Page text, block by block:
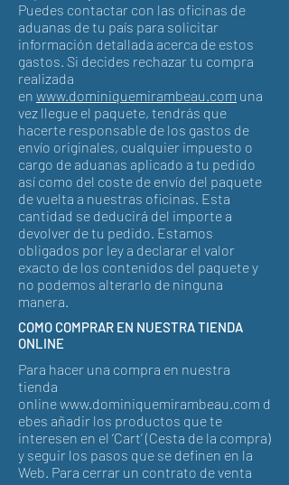
Puedes contactar con las oficinas de
aduanas de tu país para solicitar
información detallada acerca de estos
gastos. Si decides rechazar tu compra
realizada
en www.dominiquemirambeau.com una
vez llegue el paquete, tendrás que
hacerte responsable de los gastos de
envío originales, cualquier impuesto o
cargo de aduanas aplicado a tu pedido
así como del coste de envío del paquete
de vuelta a nuestras oficinas. Esta
cantidad se deducirá del importe a
devolver de tu pedido. Estamos
obligados por ley a declarar el valor
exacto de los contenidos del paquete y
no podemos alterarlo de ninguna
manera.
COMO COMPRAR EN NUESTRA TIENDA
ONLINE
Para hacer una compra en nuestra
tienda
onlinewww.dominiquemirambeau.com d
ebes añadir los productos que te
interesen en el ‘Cart’ (Cesta de la compra)
y seguir los pasos que se definen en la
Web. Para cerrar un contrato de venta